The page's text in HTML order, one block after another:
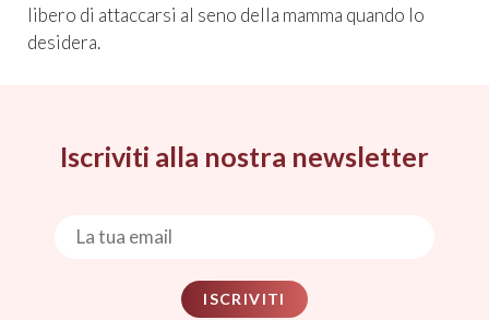
libero di attaccarsi al seno della mamma quando lo
desidera.
Iscriviti alla nostra newsletter
ISCRIVITI